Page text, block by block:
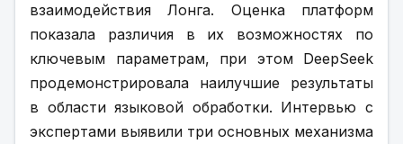
взаимодействия Лонга. Оценка платформ
показала различия в их возможностях по
ключевым параметрам, при этом DeepSeek
продемонстрировала наилучшие результаты
в области языковой обработки. Интервью с
экспертами выявили три основных механизма